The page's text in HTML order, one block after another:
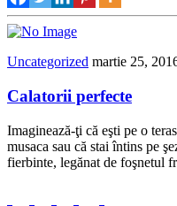
Uncategorized martie 25,
Calatorii perfecte
Imaginează-ţi că eşti pe o
musaca sau că stai întins pe
fierbinte, legănat de foşnetul